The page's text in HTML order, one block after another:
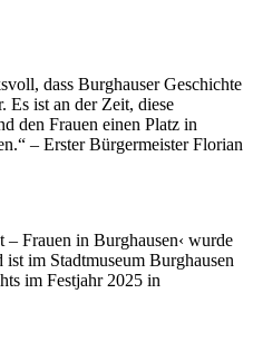
dass Burghauser Geschichte
Es ist an der Zeit, diese
den Frauen einen Platz in
– Erster Bürgermeister Florian
Frauen in Burghausen‹ wurde
im Stadtmuseum Burghausen
im Festjahr 2025 in